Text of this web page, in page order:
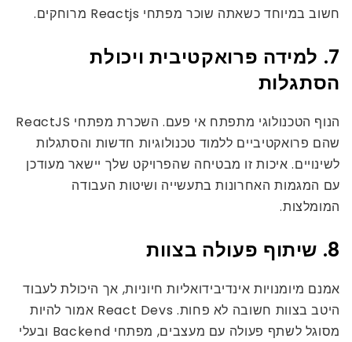
חשוב במיוחד כשאתה שוכר מפתחי Reactjs מרוחקים.
7. למידה פרואקטיבית ויכולת
הסתגלות
הנוף הטכנולוגי מתפתח אי פעם. השכרת מפתחי ReactJS
שהם פרואקטיביים ללמוד טכנולוגיות חדשות והסתגלות
לשינויים. איכות זו מבטיחה שהפרויקט שלך יישאר מעודכן
עם המגמות האחרונות בתעשייה ושיטות העבודה
המומלצות.
8. שיתוף פעולה בצוות
אמנם מיומנויות אינדיבידואליות חיוניות, אך היכולת לעבוד
היטב בצוות חשובה לא פחות. React Devs אמור להיות
מסוגל לשתף פעולה עם מעצבים, מפתחי Backend ובעלי